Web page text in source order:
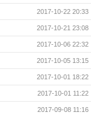
2017-10-22 20:33
2017-10-21 23:08
2017-10-06 22:32
2017-10-05 13:15
2017-10-01 18:22
2017-10-01 11:22
2017-09-08 11:16